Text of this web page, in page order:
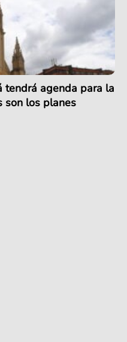
tendrá agenda para la
son los planes